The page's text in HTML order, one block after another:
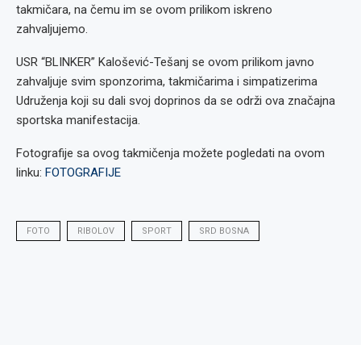
takmičara, na čemu im se ovom prilikom iskreno
zahvaljujemo.
USR “BLINKER” Kalošević-Tešanj se ovom prilikom javno
zahvaljuje svim sponzorima, takmičarima i simpatizerima
Udruženja koji su dali svoj doprinos da se održi ova značajna
sportska manifestacija.
Fotografije sa ovog takmičenja možete pogledati na ovom
linku: FOTOGRAFIJE
FOTO RIBOLOV SPORT SRD BOSNA